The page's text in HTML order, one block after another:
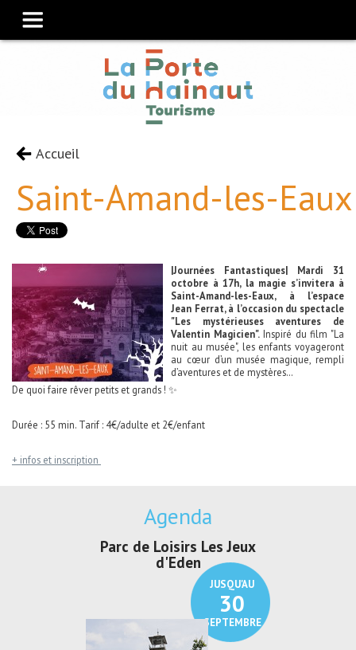
Accueil
Saint-Amand-les-Eaux
|Journées Fantastiques| Mardi 31
octobre à 17h, la magie s’invitera à
Saint-Amand-les-Eaux, à l’espace
Jean Ferrat, à l’occasion du spectacle
"Les mystérieuses aventures de
Valentin Magicien".Inspiré du film "La
nuit au musée", les enfants voyageront
au cœur d’un musée magique, rempli
d’aventures et de mystères…
De quoi faire rêver petits et grands ! ✨
Durée : 55 min. Tarif : 4€/adulte et 2€/enfant
+ infos et inscription
Agenda
JUSQU'AU
30
SEPTEMBRE
Parc de Loisirs Les Jeux
d'Eden